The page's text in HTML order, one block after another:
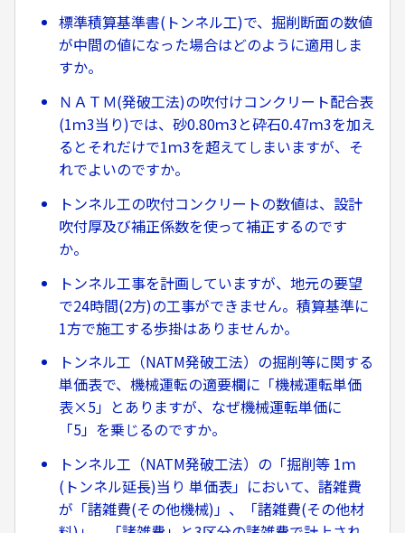
標準積算基準書(トンネル工)で、掘削断面の数値
が中間の値になった場合はどのように適用しま
すか。
ＮＡＴＭ(発破工法)の吹付けコンクリート配合表
(1ｍ3当り)では、砂0.80ｍ3と砕石0.47ｍ3を加え
るとそれだけで1ｍ3を超えてしまいますが、そ
れでよいのですか。
トンネル工の吹付コンクリートの数値は、設計
吹付厚及び補正係数を使って補正するのです
か。
トンネル工事を計画していますが、地元の要望
で24時間(2方)の工事ができません。積算基準に
1方で施工する歩掛はありませんか。
トンネル工（NATM発破工法）の掘削等に関する
単価表で、機械運転の適要欄に「機械運転単価
表×5」とありますが、なぜ機械運転単価に
「5」を乗じるのですか。
トンネル工（NATM発破工法）の「掘削等 1ｍ
(トンネル延長)当り 単価表」において、諸雑費
が「諸雑費(その他機械)」、「諸雑費(その他材